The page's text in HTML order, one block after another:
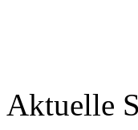
Aktuelle